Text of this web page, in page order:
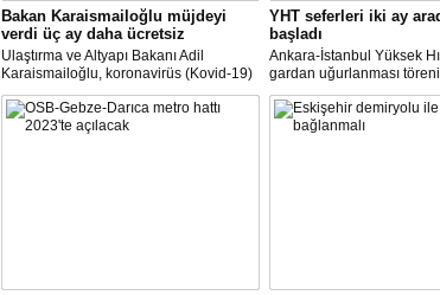
Bakan Karaismailoğlu müjdeyi
verdi üç ay daha ücretsiz
Ulaştırma ve Altyapı Bakanı Adil
Karaismailoğlu, koronavirüs (Kovid-19)
salgınıyla mücadele kapsamında alınan
tedbirlerle yüksek hızlı trenlerde (YHT)
olduğu gibi Marmaray ve Başkentray'da
YHT seferleri iki ay
başladı
Ankara-İstanbul Yüksek
gardan uğurlanması
Ulaştırma ve Altyapı
Karaismailoğlu,
kapasiteyle çalışıyor, diye